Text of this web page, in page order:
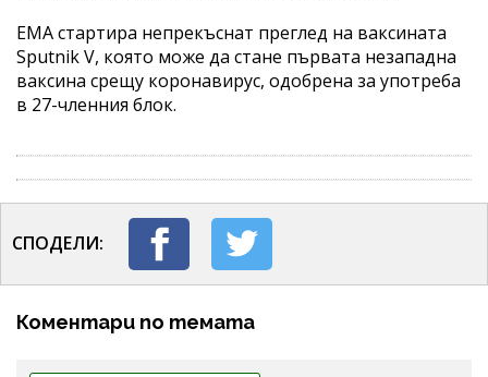
EMA стартира непрекъснат преглед на ваксината
Sputnik V, която може да стане първата незападна
ваксина срещу коронавирус, одобрена за употреба
в 27-членния блок.
СПОДЕЛИ:
Коментари по темата